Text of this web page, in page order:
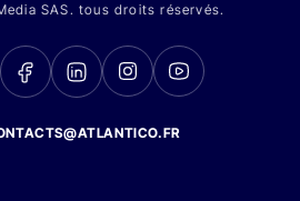
SAS. tous droits réservés.